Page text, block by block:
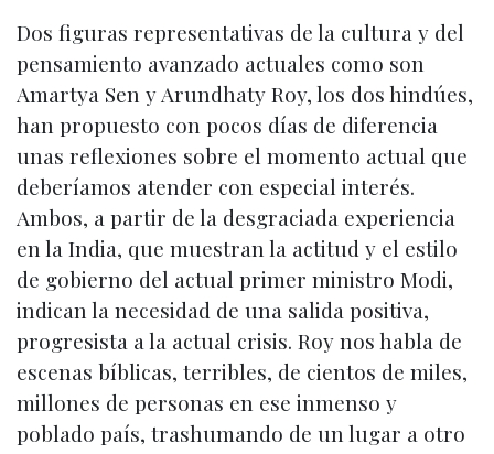
Dos figuras representativas de la cultura y del
pensamiento avanzado actuales como son
Amartya Sen y Arundhaty Roy, los dos hindúes,
han propuesto con pocos días de diferencia
unas reflexiones sobre el momento actual que
deberíamos atender con especial interés.
Ambos, a partir de la desgraciada experiencia
en la India, que muestran la actitud y el estilo
de gobierno del actual primer ministro Modi,
indican la necesidad de una salida positiva,
progresista a la actual crisis. Roy nos habla de
escenas bíblicas, terribles, de cientos de miles,
millones de personas en ese inmenso y
poblado país, trashumando de un lugar a otro